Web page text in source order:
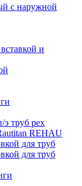
с наружной
и
труб pex
REHAU
для труб
для труб